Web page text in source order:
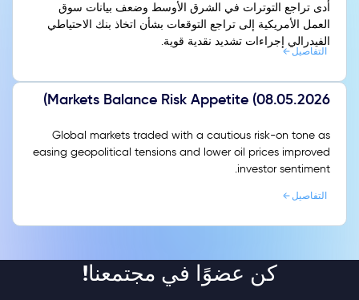
أدى تراجع التوترات في الشرق الأوسط وضعف بيانات سوق
العمل الأمريكية إلى تراجع التوقعات بشأن اتخاذ بنك الاحتياطي
الفيدرالي إجراءات تشديد نقدية قوية.
التفاصيل
Markets Balance Risk Appetite (08.05.2026)
Global markets traded with a cautious risk-on tone as
easing geopolitical tensions and lower oil prices improved
investor sentiment.
التفاصيل
كن عضوًا في مجتمعنا!